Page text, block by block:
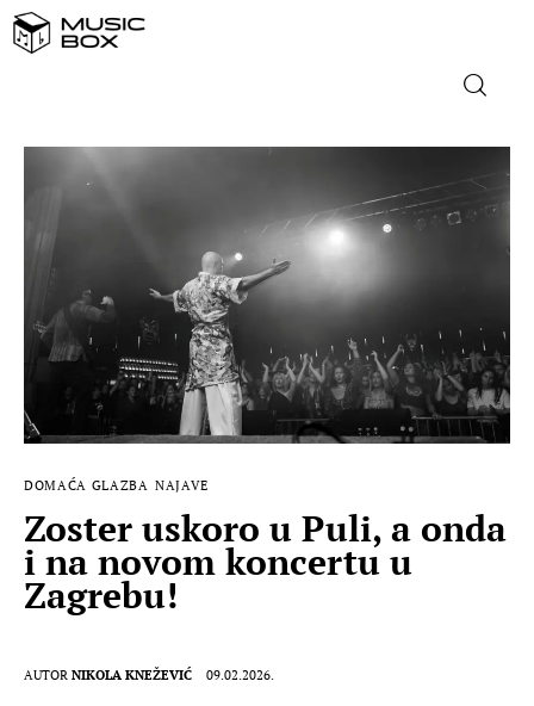
NASLOVNICA
DOMAĆA GLAZBA
STRANA GLAZBA
FILM
MUSIC BOX
DOMAĆA GLAZBA NAJAVE
Zoster uskoro u Puli, a onda
i na novom koncertu u
Zagrebu!
AUTOR NIKOLA KNEŽEVIĆ 09.02.2026.